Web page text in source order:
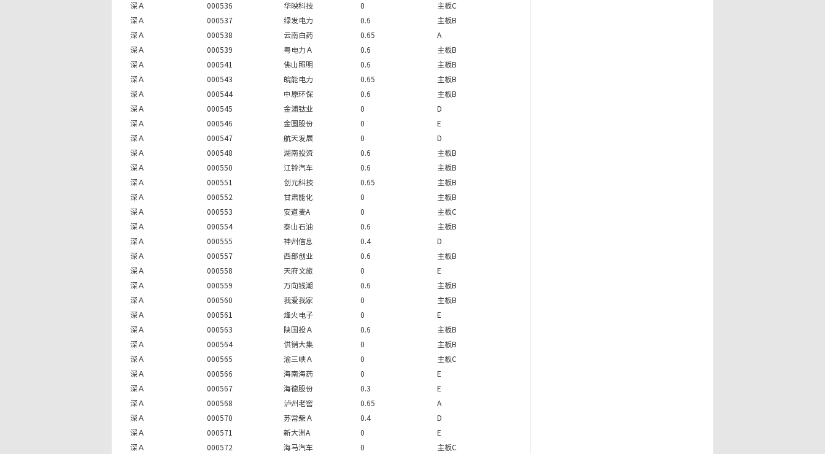
深Ａ
000536 华映科技 0
主板C
深Ａ
000537 绿发电力 0.6
主板B
深Ａ
000538 云南白药 0.65
A
深Ａ
000539 粤电力Ａ 0.6
主板B
深Ａ
000541 佛山照明 0.6
主板B
深Ａ
000543 皖能电力 0.65
主板B
深Ａ
000544 中原环保 0.6
主板B
深Ａ
000545 金浦钛业 0
D
深Ａ
000546 金圆股份 0
E
深Ａ
000547 航天发展 0
D
深Ａ
000548 湖南投资 0.6
主板B
深Ａ
000550 江铃汽车 0.6
主板B
深Ａ
000551 创元科技 0.65
主板B
深Ａ
000552 甘肃能化 0
主板B
深Ａ
000553 安道麦A 0
主板C
深Ａ
000554 泰山石油 0.6
主板B
深Ａ
000555 神州信息 0.4
D
深Ａ
000557 西部创业 0.6
主板B
深Ａ
000558 天府文旅 0
E
深Ａ
000559 万向钱潮 0.6
主板B
深Ａ
000560 我爱我家 0
主板B
深Ａ
000561 烽火电子 0
E
深Ａ
000563 陕国投Ａ 0.6
主板B
深Ａ
000564 供销大集 0
主板B
深Ａ
000565 渝三峡Ａ 0
主板C
深Ａ
000566 海南海药 0
E
深Ａ
000567 海德股份 0.3
E
深Ａ
000568 泸州老窖 0.65
A
深Ａ
000570 苏常柴Ａ 0.4
D
深Ａ
000571 新大洲A 0
E
深Ａ
000572 海马汽车 0 主板C